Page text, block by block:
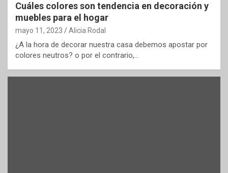
Cuáles colores son tendencia en decoración y
muebles para el hogar
mayo 11, 2023 Alicia Rodal
¿A la hora de decorar nuestra casa debemos apostar por
colores neutros? o por el contrario,…